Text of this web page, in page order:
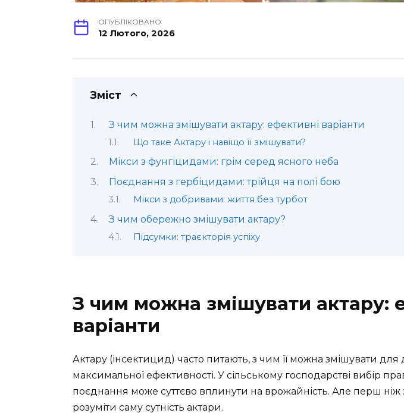
ОПУБЛІКОВАНО
12 Лютого, 2026
Зміст
З чим можна змішувати актару: ефективні варіанти
Що таке Актару і навіщо її змішувати?
Мікси з фунгіцидами: грім серед ясного неба
Поєднання з гербіцидами: трійця на полі бою
Мікси з добривами: життя без турбот
З чим обережно змішувати актару?
Підсумки: траєкторія успіху
З чим можна змішувати актару:
варіанти
Актару (інсектицид) часто питають, з чим її можна змішувати для
максимальної ефективності. У сільському господарстві вибір
поєднання може суттєво вплинути на врожайність. Але перш ніж
розуміти саму сутність актари.